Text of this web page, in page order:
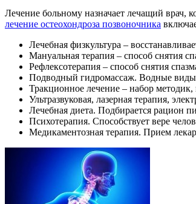
Лечение больному назначает лечащий врач,
лечение остеохондроза позвоночника
Лечебная физкультура –
Мануальная терапия – способ снятия
Рефлексотерапия – способ снятия
Подводный гидромассаж. Водные виды
Тракционное лечение – набор
Ультразвуковая, лазерная терапия,
Лечебная диета. Подбирается рацион
Психотерапия. Способствует вере
Медикаментозная терапия. Прием